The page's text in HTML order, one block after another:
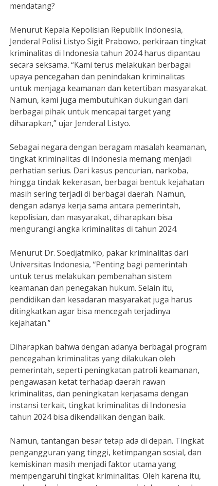
mendatang?
Menurut Kepala Kepolisian Republik Indonesia,
Jenderal Polisi Listyo Sigit Prabowo, perkiraan tingkat
kriminalitas di Indonesia tahun 2024 harus dipantau
secara seksama. “Kami terus melakukan berbagai
upaya pencegahan dan penindakan kriminalitas
untuk menjaga keamanan dan ketertiban masyarakat.
Namun, kami juga membutuhkan dukungan dari
berbagai pihak untuk mencapai target yang
diharapkan,” ujar Jenderal Listyo.
Sebagai negara dengan beragam masalah keamanan,
tingkat kriminalitas di Indonesia memang menjadi
perhatian serius. Dari kasus pencurian, narkoba,
hingga tindak kekerasan, berbagai bentuk kejahatan
masih sering terjadi di berbagai daerah. Namun,
dengan adanya kerja sama antara pemerintah,
kepolisian, dan masyarakat, diharapkan bisa
mengurangi angka kriminalitas di tahun 2024.
Menurut Dr. Soedjatmiko, pakar kriminalitas dari
Universitas Indonesia, “Penting bagi pemerintah
untuk terus melakukan pembenahan sistem
keamanan dan penegakan hukum. Selain itu,
pendidikan dan kesadaran masyarakat juga harus
ditingkatkan agar bisa mencegah terjadinya
kejahatan.”
Diharapkan bahwa dengan adanya berbagai program
pencegahan kriminalitas yang dilakukan oleh
pemerintah, seperti peningkatan patroli keamanan,
pengawasan ketat terhadap daerah rawan
kriminalitas, dan peningkatan kerjasama dengan
instansi terkait, tingkat kriminalitas di Indonesia
tahun 2024 bisa dikendalikan dengan baik.
Namun, tantangan besar tetap ada di depan. Tingkat
pengangguran yang tinggi, ketimpangan sosial, dan
kemiskinan masih menjadi faktor utama yang
mempengaruhi tingkat kriminalitas. Oleh karena itu,